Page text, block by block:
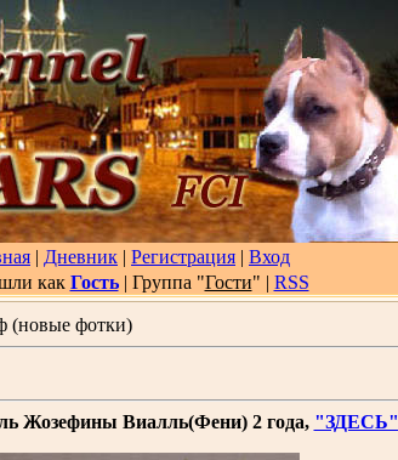
| Дневник | Регистрация | Вход
как Гость| Группа "Гости" | RSS
(новые фотки)
Жозефины Виалль(Фени) 2 года, "ЗДЕСЬ"